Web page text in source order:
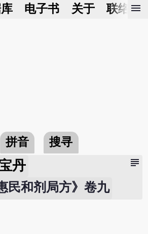
电子书 关于 联络我
menu
拼音 搜寻
subject
丹
民和剂局方》卷九